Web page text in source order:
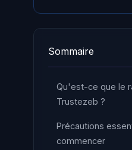
Sommaire
Qu'est-ce que le
Trustezeb ?
Précautions
commencer